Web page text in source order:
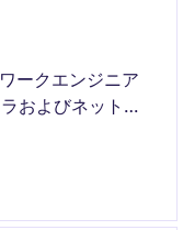
ークエンジニア
およびネットワ
の成長を支える